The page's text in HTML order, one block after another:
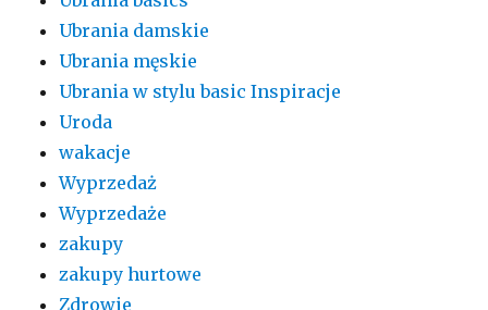
Ubrania damskie
Ubrania męskie
Ubrania w stylu basic Inspiracje
Uroda
wakacje
Wyprzedaż
Wyprzedaże
zakupy
zakupy hurtowe
Zdrowie